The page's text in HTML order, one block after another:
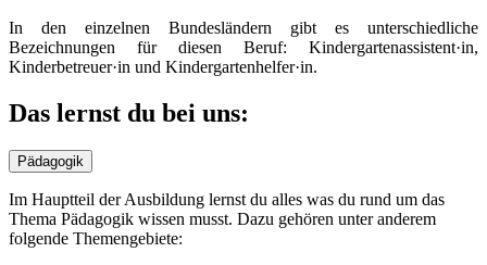
In den einzelnen Bundesländern gibt es unterschiedliche
Bezeichnungen für diesen Beruf: Kindergartenassistent·in,
Kinderbetreuer·in und Kindergartenhelfer·in.
Das lernst du bei uns:
Pädagogik
Im Hauptteil der Ausbildung lernst du alles was du rund um das
Thema Pädagogik wissen musst. Dazu gehören unter anderem
folgende Themengebiete: